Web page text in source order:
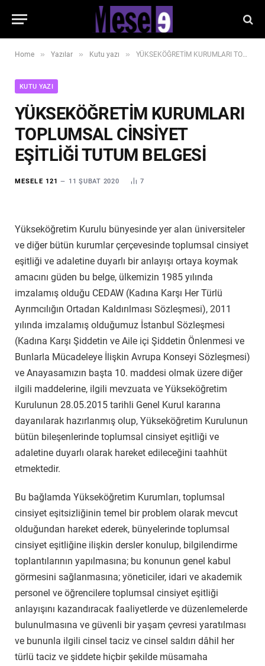
Home » Yazılar » Kutu yazı » YÜKSEKÖĞRETİM KURUMLARI TOPLUMSAL CİNSİYET EŞİTLİĞİ TUTUM BELGESİ
KUTU YAZI
YÜKSEKÖĞRETİM KURUMLARI
TOPLUMSAL CİNSİYET
EŞİTLİĞİ TUTUM BELGESİ
MESELE 121 11 ŞUBAT 2020 7
Yükseköğretim Kurulu bünyesinde yer alan üniversiteler
ve diğer bütün kurumlar çerçevesinde toplumsal cinsiyet
eşitliği ve adaletine duyarlı bir anlayışı ortaya koymak
amacını güden bu belge, ülkemizin 1985 yılında
imzalamış olduğu CEDAW (Kadına Karşı Her Türlü
Ayrımcılığın Ortadan Kaldırılması Sözleşmesi), 2011
yılında imzalamış olduğumuz İstanbul Sözleşmesi
(Kadına Karşı Şiddetin ve Aile içi Şiddetin Önlenmesi ve
Bunlarla Mücadeleye İlişkin Avrupa Konseyi Sözleşmesi)
ve Anayasamızın başta 10. maddesi olmak üzere diğer
ilgili maddelerine, ilgili mevzuata ve Yükseköğretim
Kurulunun 28.05.2015 tarihli Genel Kurul kararına
dayanılarak hazırlanmış olup, Yükseköğretim Kurulunun
bütün bileşenlerinde toplumsal cinsiyet eşitliği ve
adaletine duyarlı olarak hareket edileceğini taahhüt
etmektedir.
Bu bağlamda Yükseköğretim Kurumları, toplumsal
cinsiyet eşitsizliğinin temel bir problem olarak mevcut
olduğundan hareket ederek, bünyelerinde toplumsal
cinsiyet eşitliğine ilişkin dersler konulup, bilgilendirme
toplantılarının yapılmasına; bu konunun genel kabul
görmesini sağlanmasına; yöneticiler, idari ve akademik
personel ve öğrencilere toplumsal cinsiyet eşitliği
anlayışını kazandıracak faaliyetlerde ve düzenlemelerde
bulunulmasına ve güvenli bir yaşam çevresi yaratılması
ve bununla ilgili cinsel taciz ve cinsel saldırı dâhil her
türlü taciz ve şiddete hiçbir şekilde müsamaha